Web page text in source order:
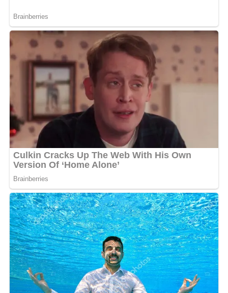
gastronomiques du continent africain.
MOTS-CLÉS : UNE